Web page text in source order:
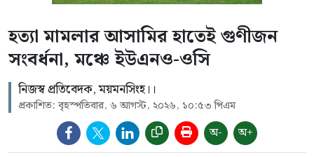
হত্যা মামলার আসামির হাতেই গুণীজন
সংবর্ধনা, মঞ্চে ইউএনও-ওসি
নিজস্ব প্রতিবেদক, ময়মনসিংহ।।
প্রকাশিত: বৃহস্পতিবার, ৬ আগস্ট, ২০২৬, ১০:৫৩ পিএম
অ- অ+